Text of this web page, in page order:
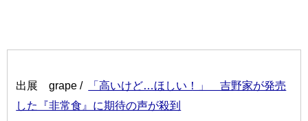
出展 grape /
「高いけど…ほしい！」 吉野家が発売
した『非常食』に期待の声が殺到